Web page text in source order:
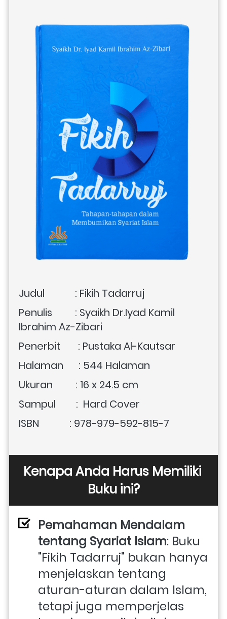
Judul            : Fikih Tadarruj
Penulis         : Syaikh Dr.Iyad Kamil
Ibrahim Az-Zibari
Penerbit       : Pustaka Al-Kautsar
Halaman      : 544 Halaman
Ukuran         : 16 x 24.5 cm
Sampul        :  Hard Cover
ISBN            : 978-979-592-815-7
Kenapa Anda Harus Memiliki
Buku ini?
Pemahaman Mendalam
tentang Syariat Islam: Buku
"Fikih Tadarruj" bukan hanya
menjelaskan tentang
aturan-aturan dalam Islam,
tetapi juga memperjelas